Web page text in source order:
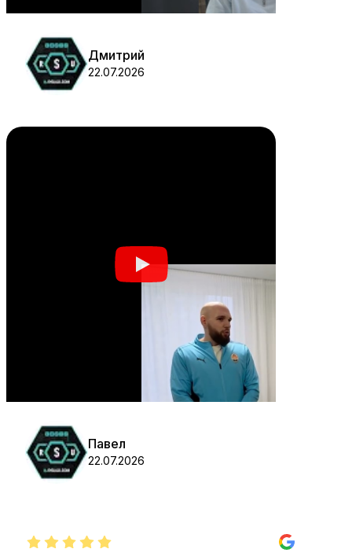
Дмитрий
22.07.2026
Павел
22.07.2026